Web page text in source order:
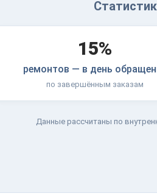
15%
ремонтов — в день
по завершённым заказам
Данные рассчитаны по